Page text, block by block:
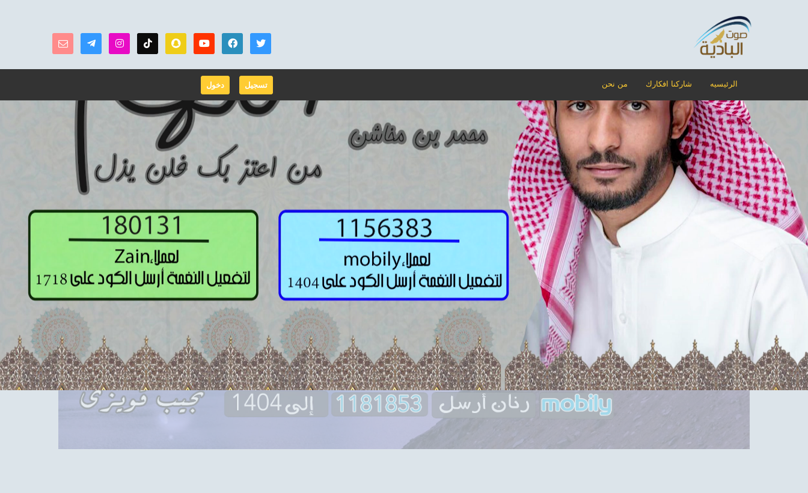
دخول تسجيل من نحن شاركنا افكارك الرئيسيه